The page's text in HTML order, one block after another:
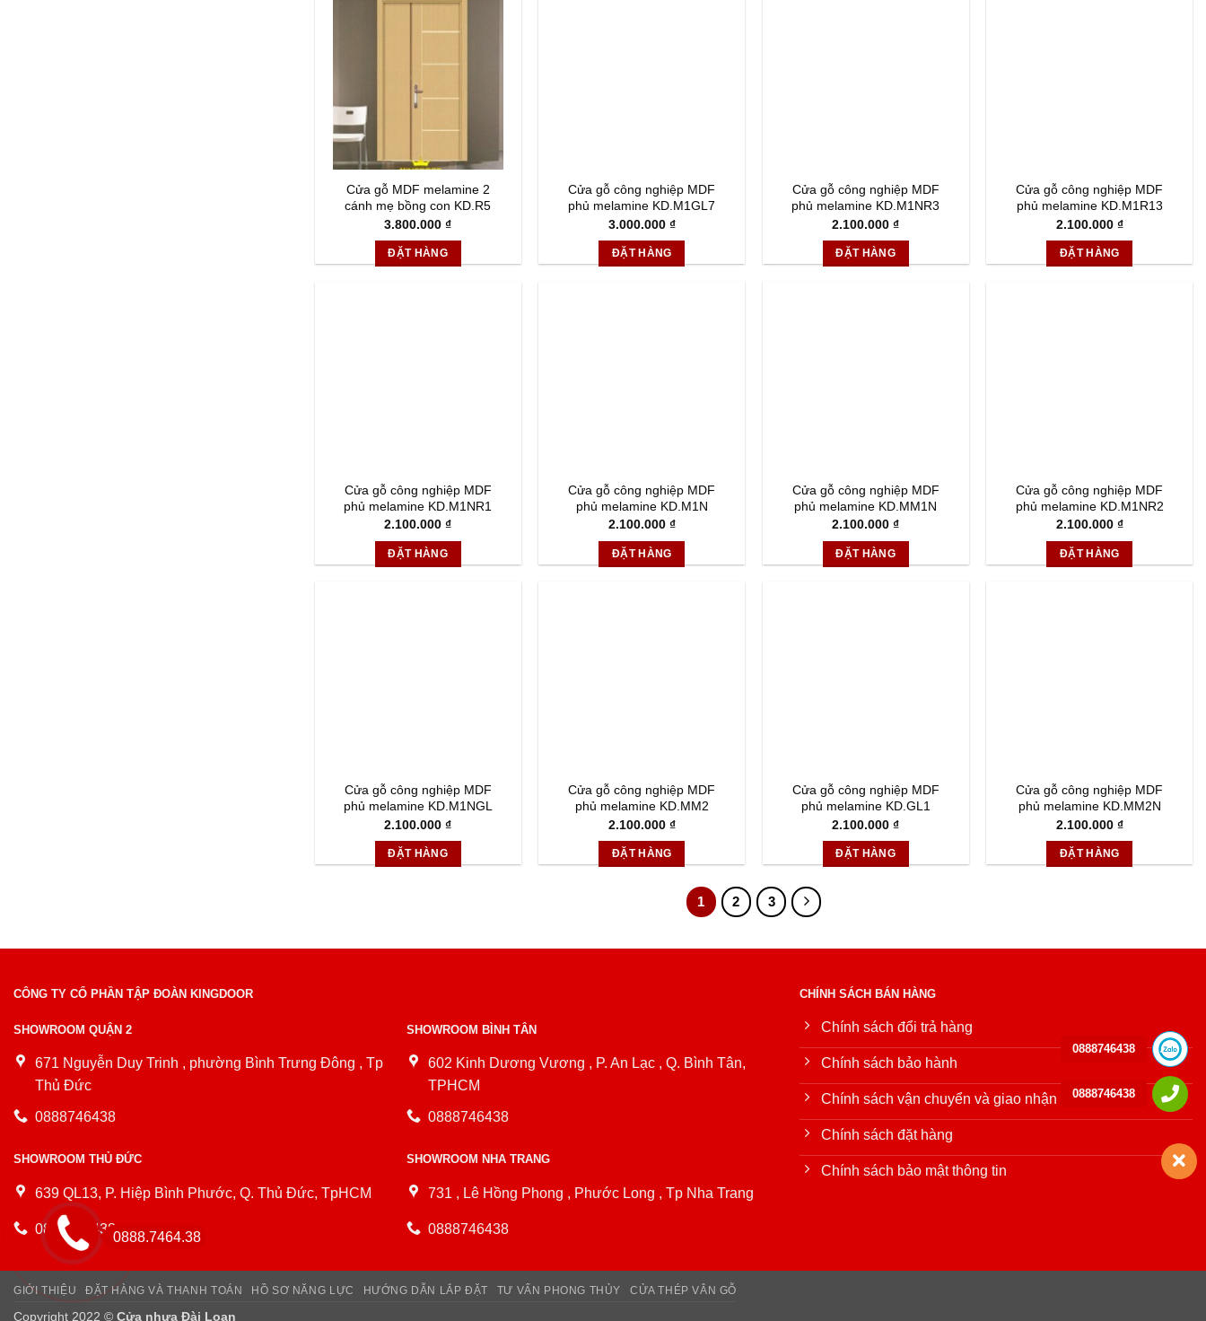
Cửa gỗ MDF melamine 2
cánh mẹ bồng con KD.R5
3.800.000₫
ĐẶT HÀNG
Cửa gỗ công nghiệp MDF
phủ melamine KD.M1GL7
3.000.000 ₫
ĐẶT HÀNG
Cửa gỗ công nghiệp MDF
phủ melamine KD.M1NR3
2.100.000₫
ĐẶT HÀNG
Cửa gỗ công nghiệp MDF
phủ melamine KD.M1R13
2.100.000 ₫
ĐẶT HÀNG
Cửa gỗ công nghiệp MDF
phủ melamine KD.M1NR1
2.100.000₫
ĐẶT HÀNG
Cửa gỗ công nghiệp MDF
phủ melamine KD.M1N
2.100.000 ₫
ĐẶT HÀNG
Cửa gỗ công nghiệp MDF
phủ melamine KD.MM1N
2.100.000₫
ĐẶT HÀNG
Cửa gỗ công nghiệp MDF
phủ melamine KD.M1NR2
2.100.000 ₫
ĐẶT HÀNG
Cửa gỗ công nghiệp MDF
phủ melamine KD.M1NGL
2.100.000₫
ĐẶT HÀNG
Cửa gỗ công nghiệp MDF
phủ melamine KD.MM2
2.100.000 ₫
ĐẶT HÀNG
Cửa gỗ công nghiệp MDF
phủ melamine KD.GL1
2.100.000₫
ĐẶT HÀNG
Cửa gỗ công nghiệp MDF
phủ melamine KD.MM2N
2.100.000 ₫
ĐẶT HÀNG
1 2 3
CÔNG TY CỔ PHẦN TẬP ĐOÀN KINGDOOR
SHOWROOM QUẬN 2
671 Nguyễn Duy Trinh , phường Bình Trưng Đông , Tp
Thủ Đức
0888746438
SHOWROOM THỦ ĐỨC
639 QL13, P. Hiệp Bình Phước, Q. Thủ Đức, TpHCM
0888746438
SHOWROOM BÌNH TÂN
602 Kinh Dương Vương , P. An Lạc , Q. Bình Tân,
TPHCM
0888746438
SHOWROOM NHA TRANG
731 , Lê Hồng Phong , Phước Long , Tp Nha Trang
0888746438
CHÍNH SÁCH BÁN HÀNG
Chính sách đổi trả hàng
Chính sách bảo hành
Chính sách vận chuyển và giao nhận
Chính sách đặt hàng
Chính sách bảo mật thông tin
GIỚI THIỆU ĐẶT HÀNG VÀ THANH TOÁN HỒ SƠ NĂNG LỰC HƯỚNG DẪN LẮP ĐẶT TƯ VẤN PHONG THỦY CỬA THÉP VÂN GỖ
Copyright 2022 © Cửa nhựa Đài Loan
0888.7464.38
0888746438
0888746438